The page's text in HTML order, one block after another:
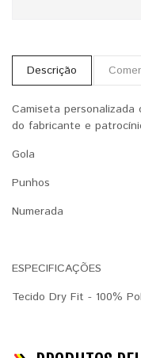
Descrição
Camiseta personalizada
do fabricante e
Gola
Punhos
Numerada
ESPECIFICAÇÕES
Tecido Dry Fit - 100%